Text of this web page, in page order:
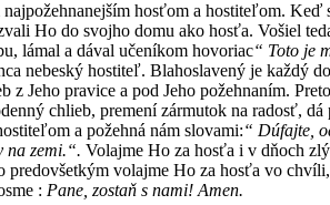
hosťom a hostiteľom.
Ho do svojho domu ako hosťa. Vošiel
lámal a dával učeníkom hovoriac“ Toto je
nebeský hostiteľ. Blahoslavený je
Jeho pravice a pod Jeho požehnaním.
chlieb, premení zármutok na radosť,
a požehná nám slovami:“ Dúfajte,
na zemi.“. Volajme Ho za hosťa i v dňoch
volajme Ho za hosťa vo
: Pane, zostaň s nami! Amen.